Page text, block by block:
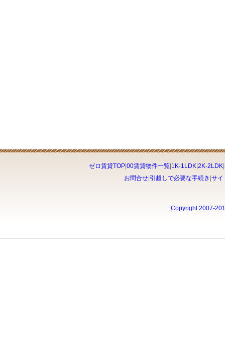
ゼロ賃貸TOP| 00賃貸物件一覧| 1K-1LDK| 2K-2LDK|
お問合せ 引越しで必要な手続き サイ
Copyright 2007-